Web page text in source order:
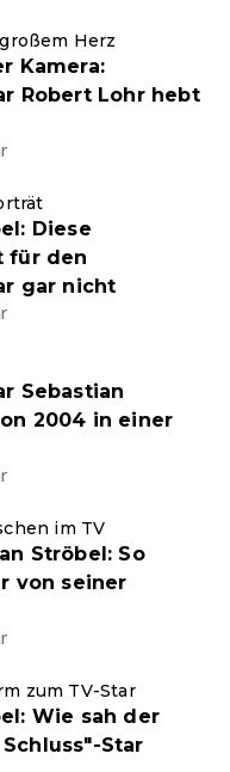
Herz
Kamera:
Robert Lohr hebt
Diese
für den
gar nicht
Sebastian
2004 in einer
im TV
Ströbel: So
von seiner
zum TV-Star
Wie sah der
Star